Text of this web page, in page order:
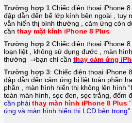
Trường hợp 1:Chiếc điện thoại iPhone 8
đập dẫn đến bể lớp kính bên ngoài , tuy
vẫn hiển thị bình thường , cảm ứng còn
cần thay mặt kính iPhone 8 Plus
Trường hợp 2:Chiếc điện thoại iPhone 8
loạn liệt , không sử dụng đước , màn
thường ⇒bạn chỉ cần thay cảm ứng
Trường hợp 3: Chiếc điện thoại iPhone
đập dẫn đến cảm ứng bị liệt toàn phần
phần , màn hình hiển thị không lên hình
toàn màn hình, sọc đen, sọc trắng, đốm
cần phải thay màn hình iPhone 8 Plus
ứng và màn hình hiển thị LCD bên trong”.